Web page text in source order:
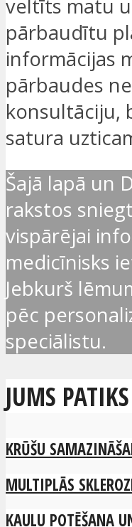
veltīts matu
pārbaudītu
informācijas
pārbaudes
konsultāciju,
satura
Šajā lapā un
rakstos
vispārējai
medicīnisks
Jebkurš
pēc
speciālistu.
JUMS
KRŪŠU
MULTIPLĀS
KAULU POTĒŠANA